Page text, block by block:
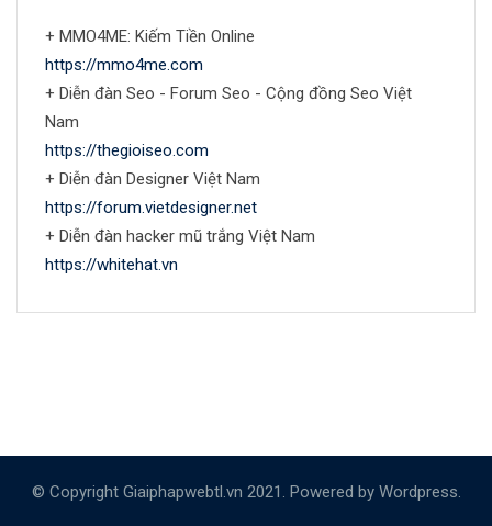
+ MMO4ME: Kiếm Tiền Online
https://mmo4me.com
+ Diễn đàn Seo - Forum Seo - Cộng đồng Seo Việt
Nam
https://thegioiseo.com
+ Diễn đàn Designer Việt Nam
https://forum.vietdesigner.net
+ Diễn đàn hacker mũ trắng Việt Nam
https://whitehat.vn
© Copyright Giaiphapwebtl.vn 2021. Powered by Wordpress.